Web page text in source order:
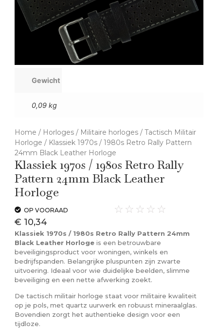
Gewicht
0,09 kg
Home / Horloges / Militaire horloges / Tactisch Militair
Horloge / Klassiek 1970s / 1980s Retro Rally Pattern
24mm Black Leather Horloge
Klassiek 1970s / 1980s Retro Rally
Pattern 24mm Black Leather
Horloge
OP VOORAAD ☆ ☆ ☆ ☆ ☆
€ 10,34
Klassiek 1970s / 1980s Retro Rally Pattern 24mm
Black Leather Horloge is een betrouwbare
beveiligingsproduct voor woningen, winkels en
bedrijfspanden. Belangrijke pluspunten zijn zwarte
uitvoering. Ideaal voor wie duidelijke beelden, slimme
beveiliging en een nette afwerking zoekt.
De tactisch militair horloge staat voor militaire kwaliteit
op je pols, met quartz uurwerk en robuust mineraalglas.
Bovendien zorgt het authentieke design voor een
tijdloze.